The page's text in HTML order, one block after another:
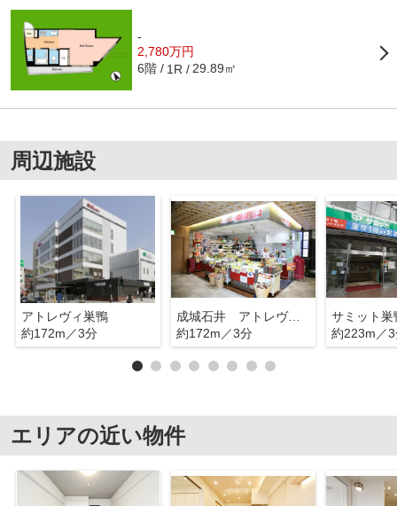
-
2,780万円
6階 1R 29.89㎡
周辺施設
アトレヴィ巣鴨
約172m／3分
成城石井 アトレヴィ巣鴨店
約172m／3分
サミット巣
約223m／
エリアの近い物件